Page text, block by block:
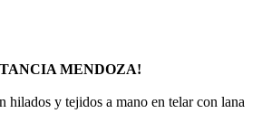
MENDOZA!
hilados y tejidos a mano en telar con lana